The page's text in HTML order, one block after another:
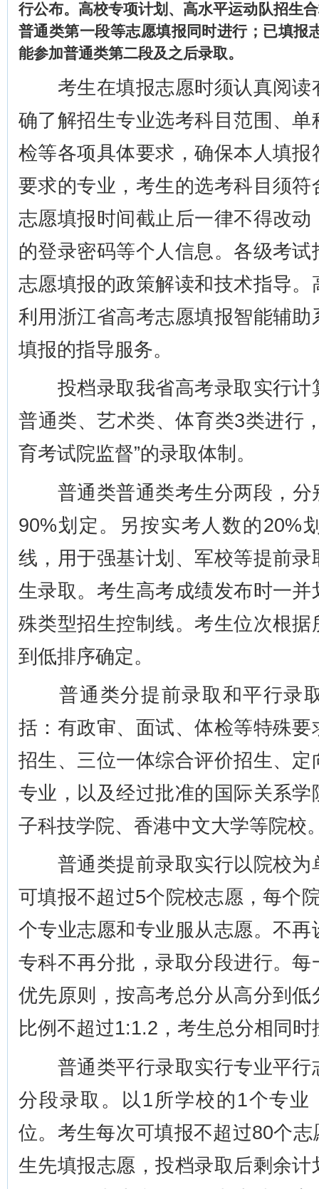
行公布。高校专项计划、高水平运动队招生
普通类第一段等志愿填报同时进行；已填报
能参加普通类第二段及之后录取。
考生在填报志愿时须认真阅读
确了解招生专业选考科目范围、
检等各项具体要求，确保本人填
要求的专业，考生的选考科目须
志愿填报时间截止后一律不得改
的登录密码等个人信息。各级考
志愿填报的政策解读和技术指导
利用浙江省高考志愿填报智能辅
填报的指导服务。
投档录取我省高考录取实行计
普通类、艺术类、体育类3类进行
育考试院监督”的录取体制。
普通类普通类考生分两段，分
90%划定。另按实考人数的20%
线，用于强基计划、军校等提前
生录取。考生高考成绩发布时一
殊类型招生控制线。考生位次根
到低排序确定。
普通类分提前录取和平行录
括：有政审、面试、体检等特殊
招生、三位一体综合评价招生、
专业，以及经过批准的国际关系
子科技学院、香港中文大学等院校
普通类提前录取实行以院校为
可填报不超过5个院校志愿，每个
个专业志愿和专业服从志愿。不
专科不再分批，录取分段进行。
优先原则，按高考总分从高分到
比例不超过1:1.2，考生总分相同
普通类平行录取实行专业平行
分段录取。以1所学校的1个专业
位。考生每次可填报不超过80个
生先填报志愿，投档录取后剩余